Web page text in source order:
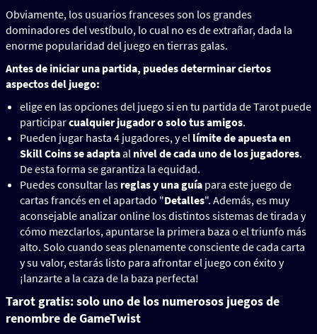
Obviamente, los usuarios franceses son los grandes
dominadores del vestíbulo, lo cual no es de extrañar, dada la
enorme popularidad del juego en tierras galas.
Antes de iniciar una partida, puedes determinar ciertos
aspectos del juego:
elige en las opciones del juego si en tu partida de Tarot puede
participarcualquier jugador o solo tus amigos.
Pueden jugar hasta 4 jugadores, y el límite de apuesta en
Skill Coins se adaptaal nivel de cada uno de los jugadores.
De esta forma se garantiza la equidad.
Puedes consultar las reglas y una guía para este juego de
cartas francés en el apartado "Detalles". Además, es muy
aconsejable analizar online los distintos sistemas de tirada y
cómo mezclarlos, apuntarse la primera baza o el triunfo más
alto. Solo cuando seas plenamente consciente de cada carta
y su valor, estarás listo para afrontar el juego con éxito y
¡lanzarte a la caza de la baza perfecta!
Tarot gratis: solo uno de los numerosos juegos de
renombre de GameTwist